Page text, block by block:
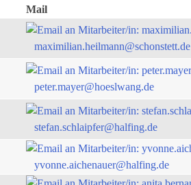
Mail
maximilian.heilmann@schonstett.de
peter.mayer@hoeslwang.de
stefan.schlaipfer@halfing.de
yvonne.aichenauer@halfing.de